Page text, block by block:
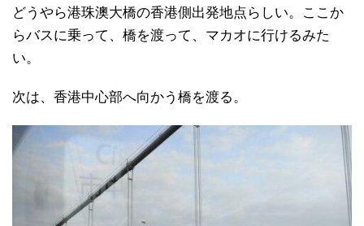
どうやら港珠澳大橋の香港側出発地点らしい。ここか
らバスに乗って、橋を渡って、マカオに行けるみた
い。
次は、香港中心部へ向かう橋を渡る。